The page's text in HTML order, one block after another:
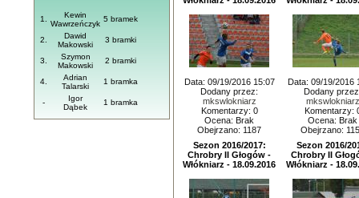
1.
Kewin
Wawrzeńczyk
5 bramek
2.
Dawid
Makowski
3 bramki
3.
Szymon
Makowski
2 bramki
4.
Adrian
Talarski
1 bramka
-
Igor
Dąbek
1 bramka
Data: 09/19/2016 15:07
Dodany przez:
mkswlokniarz
Komentarzy: 0
Ocena: Brak
Obejrzano: 1187
Data: 09/19/2016
Dodany
mkswlokniarz
Komentarzy:
Ocena: Brak
Obejrzano:
Sezon 2016/2017:
Chrobry II Głogów -
Włókniarz - 18.09.2016
Sezon 2016/
Chrobry II
Włókniarz -